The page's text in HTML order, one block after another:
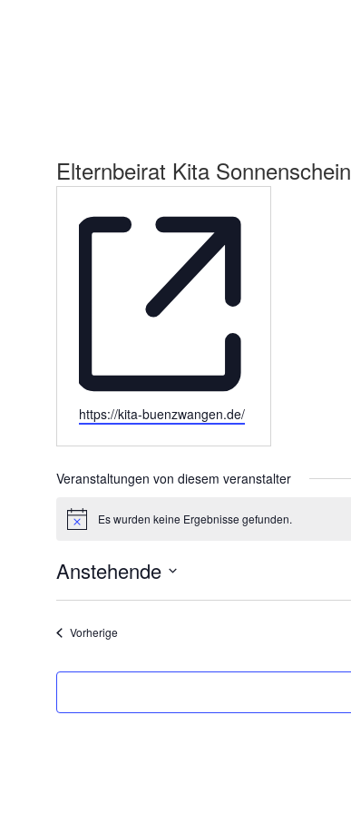
Elternbeirat Kita Sonnenschein
Webseite
https://kita-buenzwangen.de/
Veranstaltungen von diesem veranstalter
HinweisEs wurden keine Ergebnisse gefunden.
Anstehende
Datum
VorherigeVeranstaltungen